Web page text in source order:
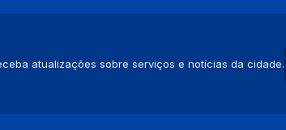
atualizações sobre serviços e notícias da cidade.